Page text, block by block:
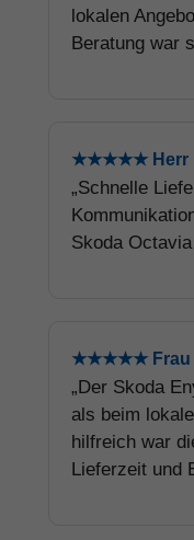
lokalen
Beratung war
★★★★★ Herr
„Schnelle
Skoda Octavia
★★★★★ Frau
„Der Skoda
als beim
hilfreich war
Lieferzeit und